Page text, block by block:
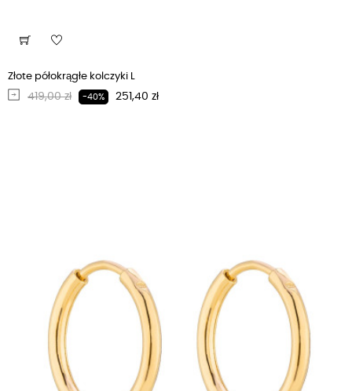
Złote półokrągłe kolczyki L
Regularna cena
419,00 zł -40% Cena
251,40 zł